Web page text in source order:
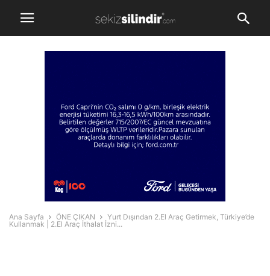
Ana Sayfa ÖNE ÇIKAN
Yurt Dışından 2.El Araç Getirmek, Türkiye’de
Kullanmak | 2.El Araç İthalat İzni...